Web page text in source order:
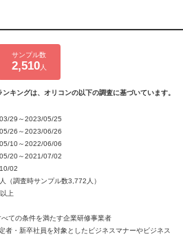
サンプル数
2,510人
キングは、オリコンの以下の調査に基づいています。
29～2023/05/25
26～2023/06/26
10～2022/06/06
20～2021/07/02
02
（調査時サンプル数3,772人）
上
べての条件を満たす企業研修事業者
者・新卒社員を対象としたビジネスマナーやビジネス